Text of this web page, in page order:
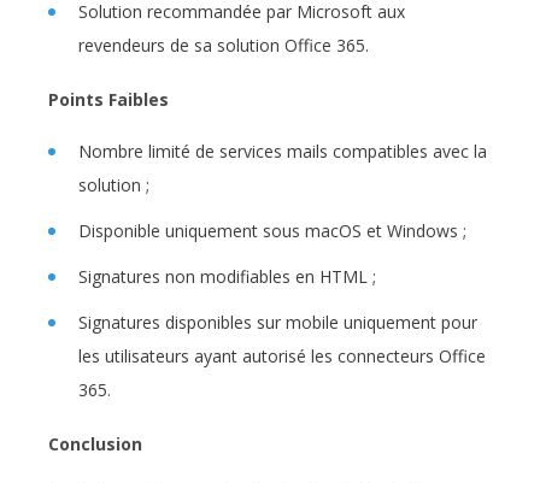
Solution recommandée par Microsoft aux
revendeurs de sa solution Office 365.
Points Faibles
Nombre limité de services mails compatibles avec la
solution ;
Disponible uniquement sous macOS et Windows ;
Signatures non modifiables en HTML ;
Signatures disponibles sur mobile uniquement pour
les utilisateurs ayant autorisé les connecteurs Office
365.
Conclusion